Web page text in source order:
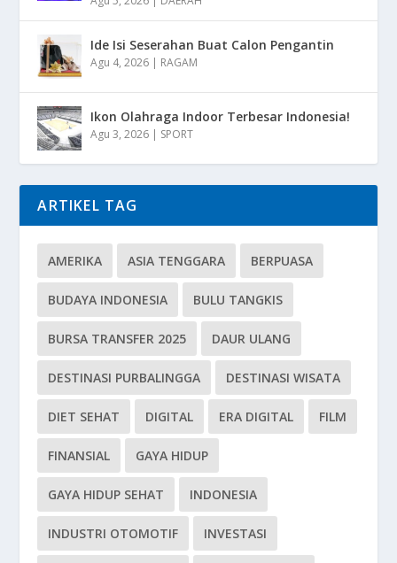
Ide Isi Seserahan Buat Calon Pengantin
Agu 4, 2026 | RAGAM
Ikon Olahraga Indoor Terbesar Indonesia!
Agu 3, 2026 | SPORT
ARTIKEL TAG
AMERIKA ASIA TENGGARA BERPUASA
BUDAYA INDONESIA BULU TANGKIS
BURSA TRANSFER 2025 DAUR ULANG
DESTINASI PURBALINGGA DESTINASI WISATA
DIET SEHAT DIGITAL ERA DIGITAL FILM
FINANSIAL GAYA HIDUP
GAYA HIDUP SEHAT INDONESIA
INDUSTRI OTOMOTIF INVESTASI